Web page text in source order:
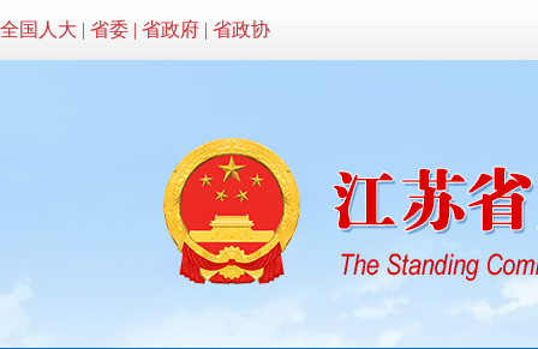
全国人大 | 省委 | 省政府 | 省政协